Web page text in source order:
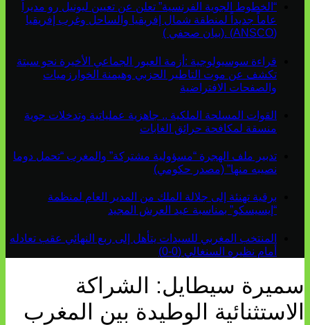
“الخطوط الجوية الفرنسية” تعلن عن تعيين ليونيل رو مديراً
عاماً جديداً لمنطقة شمال إفريقيا والساحل وغرب إفريقيا
(ANSCO) .(بيان صحفي )
قراءة سوسيولوجية :أزمة العبور الجماعي الأخيرة نحو سبتة
تكشف عن موت التاطير الحزبي وهيمنة الخوارزميات
والصفحات الافتراضية
القوات المسلحة الملكية .. جاهزية عملياتية وتدخلات جوية
منسقة لمكافحة حرائق الغابات
تدبير ملف الهجرة “مسؤولية مشتركة” والمغرب “تحمل دوما
نصيبه منها” (مصدر حكومي)
برقية تهنئة إلى جلالة الملك من المدير العام لمنظمة
“إيسيسكو” بمناسبة عيد العرش المجيد
المنتخب المغربي للسيدات يتأهل إلى ربع النهائي عقب تعادله
أمام نظيره السنغالي (0-0)
سميرة سيطايل: الشراكة
الاستثنائية الوطيدة بين المغرب